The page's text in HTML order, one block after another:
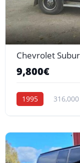
Chevrolet
9,800€
1995